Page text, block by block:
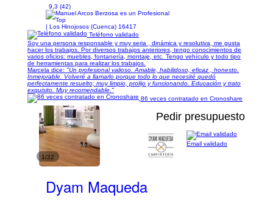
9,3 (42)
| Los Hinojosos (Cuenca) 16417
Teléfono validado
Soy una persona responsable y muy seria , dinámica y resolutiva, me gusta
hacer los trabajos. Por diversos trabajos anteriores, tengo conocimientos de
varios oficios: muebles, fontanería, montaje, etc. Tengo vehículo y todo tipo
de herramientas para realizar los trabajos.
Marcela dice: "Un profesional valioso. Amable, habilidoso, eficaz , honesto.
Inmejorable. Volveré a llamarlo porque todo lo que necesité quedó
perfectamente resuelto; muy limpio, prolijo y funcionando. Educación y trato
exquisito. Muy recomendable."
86 veces contratado en Cronoshare
1/32
Pedir presupuesto
Dyam Maqueda
Email validado